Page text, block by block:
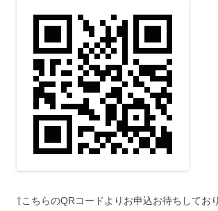
⇧こちらのQRコードよりお申込お待ちしてお